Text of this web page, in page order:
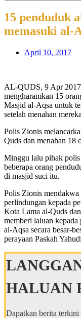
15 penduduk
memasuki al-
April 10, 2017
AL-QUDS, 9 Apr
mengharamkan 15
Masjid al-Aqsa untuk
setelah menahan
Polis Zionis
Quds dan menahan 18
Minggu lalu pihak polis
beberapa orang
di masjid suci itu.
Polis Zionis mendakwa
perlindungan kepada
Kota Lama al-Quds
memberi laluan
al-Aqsa secara besar-
perayaan Paskah
HALUAN
Dapatkan berita